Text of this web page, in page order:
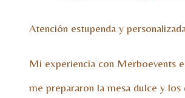
Atención estupenda y
Mi experiencia con Merboevents
me prepararon la mesa dulce y los